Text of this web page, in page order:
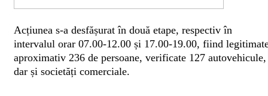
Acțiunea s-a desfășurat în două etape, respectiv în
intervalul orar 07.00-12.00 și 17.00-19.00, fiind
aproximativ 236 de persoane, verificate 127 autovehicule,
dar și societăți comerciale.